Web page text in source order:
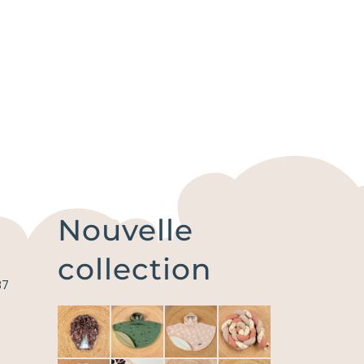
Nouvelle
collection